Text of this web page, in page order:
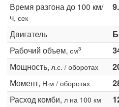
Время разгона до 100 км/
ч, сек
Двигатель
Рабочий объем, см3
Мощность, л.с. / оборотах
Момент, Н·м / оборотах
Расход комби, л на 100 км